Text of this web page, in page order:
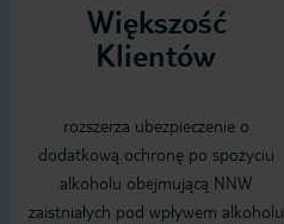
Większość
Klientów
rozszerza ubezpieczenie o
dodatkową ochronę po spożyciu
alkoholu obejmującą NNW
zaistniałych pod wpływem alkoholu